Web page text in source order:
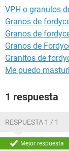
VPH o granulos
Granos de
Granos de
Granos de
Granitos de
Me puedo
1 respuesta
RESPUESTA 1 / 1
Mejor respuesta